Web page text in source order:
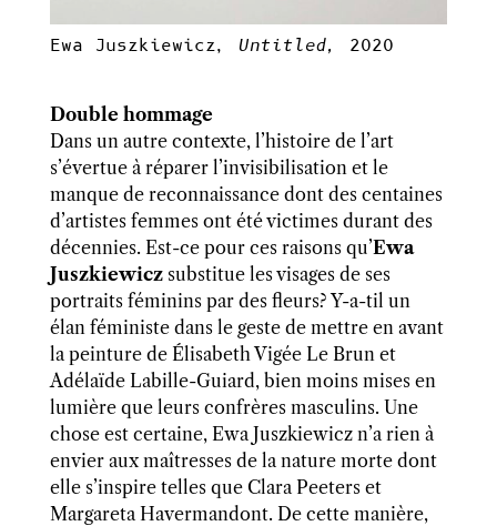
Ewa Juszkiewicz, Untitled, 2020
Double hommage
Dans un autre contexte, l’histoire de l’art
s’évertue à réparer l’invisibilisation et le
manque de reconnaissance dont des centaines
d’artistes femmes ont été victimes durant des
décennies. Est-ce pour ces raisons qu’Ewa
Juszkiewiczsubstitue les visages de ses
portraits féminins par des fleurs? Y-a-til un
élan féministe dans le geste de mettre en avant
la peinture de Élisabeth Vigée Le Brun et
Adélaïde Labille-Guiard, bien moins mises en
lumière que leurs confrères masculins. Une
chose est certaine, Ewa Juszkiewicz n’a rien à
envier aux maîtresses de la nature morte dont
elle s’inspire telles que Clara Peeters et
Margareta Havermandont. De cette manière,